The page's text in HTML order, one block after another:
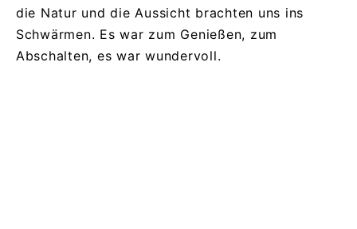
die Natur und die Aussicht brachten uns ins
Schwärmen. Es war zum Genießen, zum
Abschalten, es war wundervoll.